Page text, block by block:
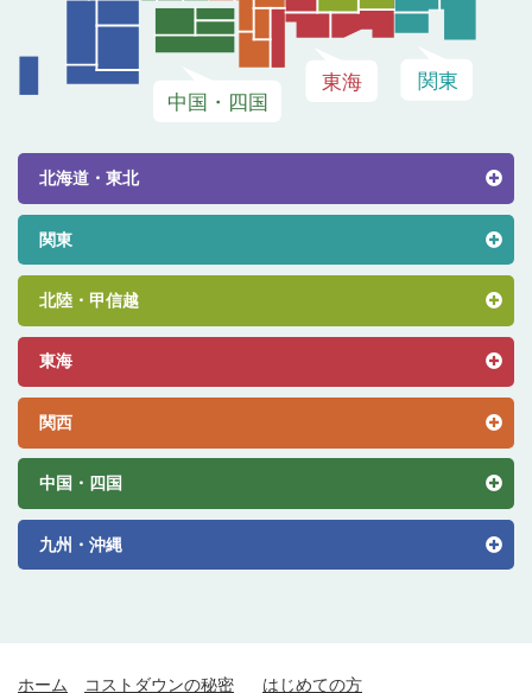
北海道・東北
関東
北陸・甲信越
東海
関西
中国・四国
九州・沖縄
ホーム コストダウンの秘密 はじめての方